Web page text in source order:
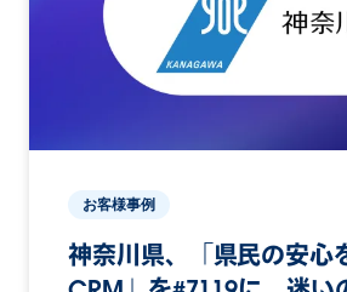
お客様事例
神奈川県、「県民の安心